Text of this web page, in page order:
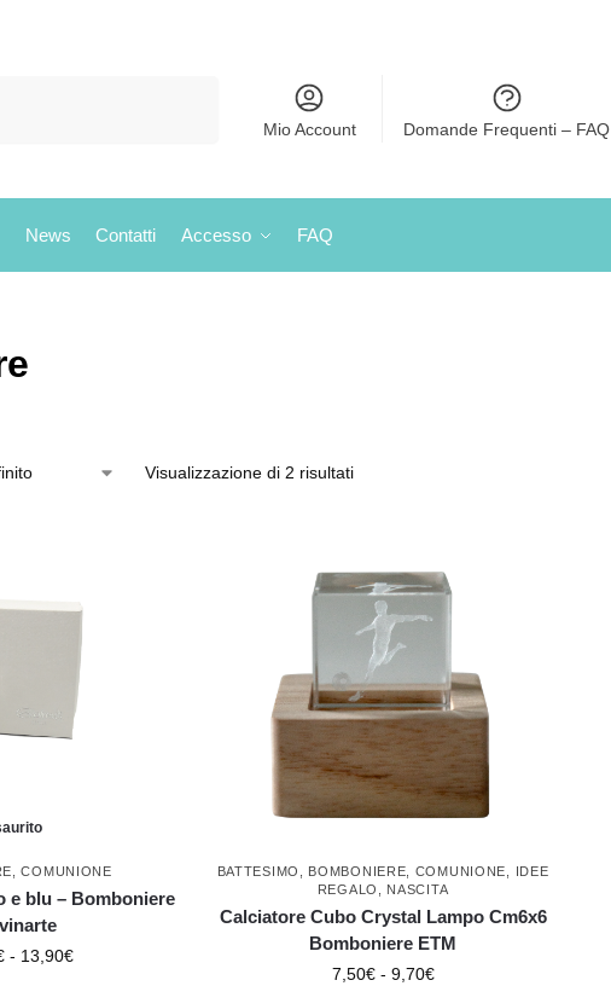
Mio Account Domande Frequenti – FAQ
News Contatti Accesso FAQ
Visualizzazione di 2 risultati
,COMUNIONE
e blu – Bomboniere
- 13,90€
BATTESIMO BOMBONIERE COMUNIONE
IDEE
REGALO
NASCITA
Calciatore Cubo Crystal Lampo Cm6x6
Bomboniere ETM
7,50€ - 9,70€